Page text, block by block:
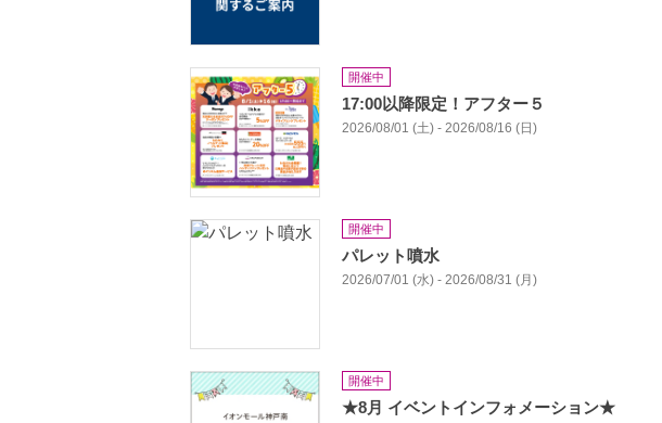
開催中
17:00以降限定！アフター５
2026/08/01 (土) - 2026/08/16 (日)
開催中
パレット噴水
2026/07/01 (水) - 2026/08/31 (月)
開催中
★8月 イベントインフォメーション★